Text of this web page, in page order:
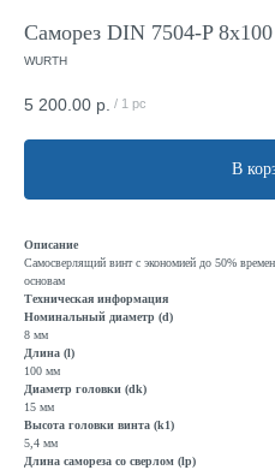
Саморез DIN 7504-P
WURTH
5 200.00 р. / 1 pc
В
Описание
Самосверлящий винт с экономией до 50%
основам
Техническая информация
Номинальный диаметр (d)
8 мм
Длина (l)
100 мм
Диаметр головки (dk)
15 мм
Высота головки винта (k1)
5,4 мм
Длина самореза со сверлом (lp)